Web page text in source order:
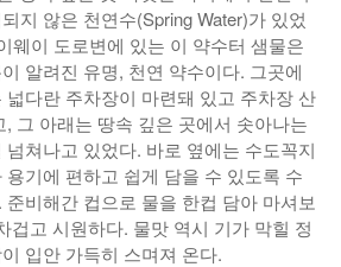
지 않은 천연수(Spring Water)가 있었
웨이 도로변에 있는 이 약수터 샘물은
알려진 유명, 천연 약수이다. 그곳에
다란 주차장이 마련돼 있고 주차장 산
그 아래는 땅속 깊은 곳에서 솟아나는
쳐나고 있었다. 바로 옆에는 수도꼭지
기에 편하고 쉽게 담을 수 있도록 수
비해간 컵으로 물을 한컵 담아 마셔보
겁고 시원하다. 물맛 역시 기가 막힐 정
입안 가득히 스며져 온다.